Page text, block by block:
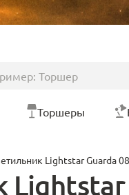
Торшеры
Lightstar Guarda